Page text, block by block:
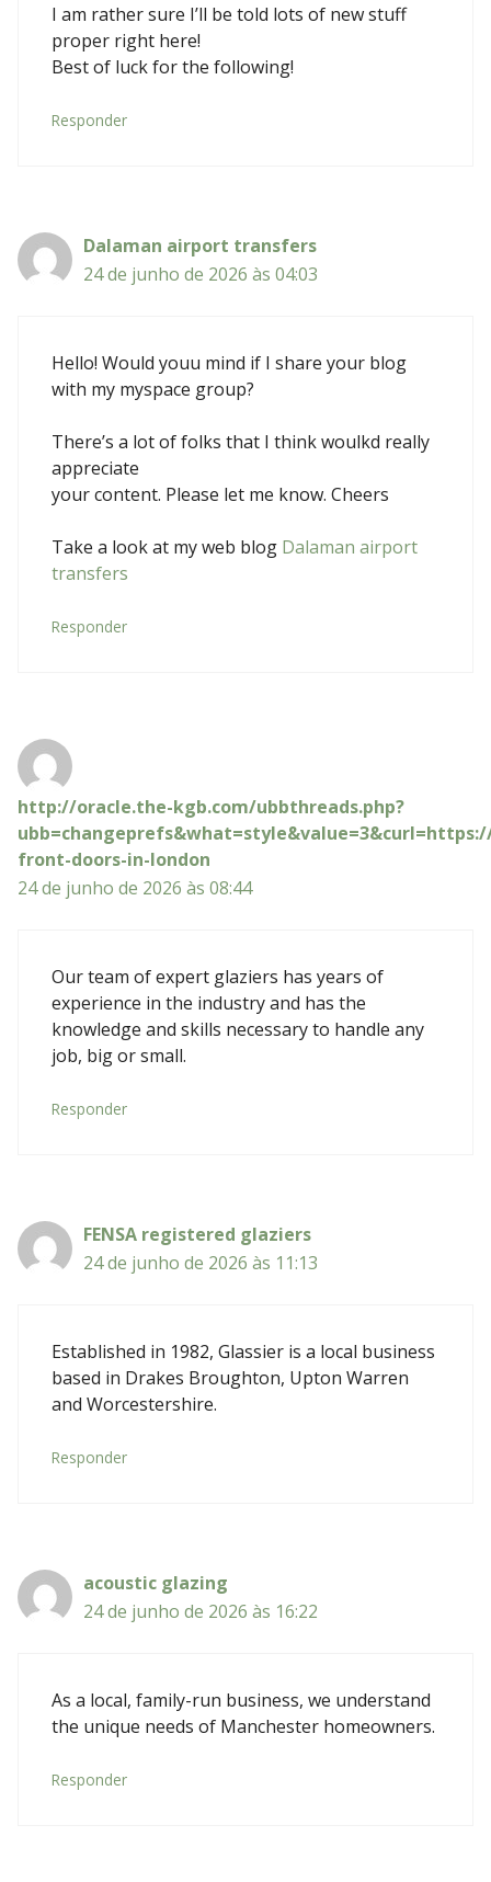
I am rather sure I’ll be told lots of new stuff
proper right here!
Best of luck for the following!
Responder
Dalaman airport transfers
24 de junho de 2026 às 04:03
Hello! Would youu mind if I share your blog
with my myspace group?
There’s a lot of folks that I think woulkd really
appreciate
your content. Please let me know. Cheers
Take a look at my web blog Dalaman airport
transfers
Responder
http://oracle.the-kgb.com/ubbthreads.php?
front-doors-in-london
24 de junho de 2026 às 08:44
Our team of expert glaziers has years of
experience in the industry and has the
knowledge and skills necessary to handle any
job, big or small.
Responder
FENSA registered glaziers
24 de junho de 2026 às 11:13
Established in 1982, Glassier is a local business
based in Drakes Broughton, Upton Warren
and Worcestershire.
Responder
acoustic glazing
24 de junho de 2026 às 16:22
As a local, family-run business, we understand
the unique needs of Manchester homeowners.
Responder